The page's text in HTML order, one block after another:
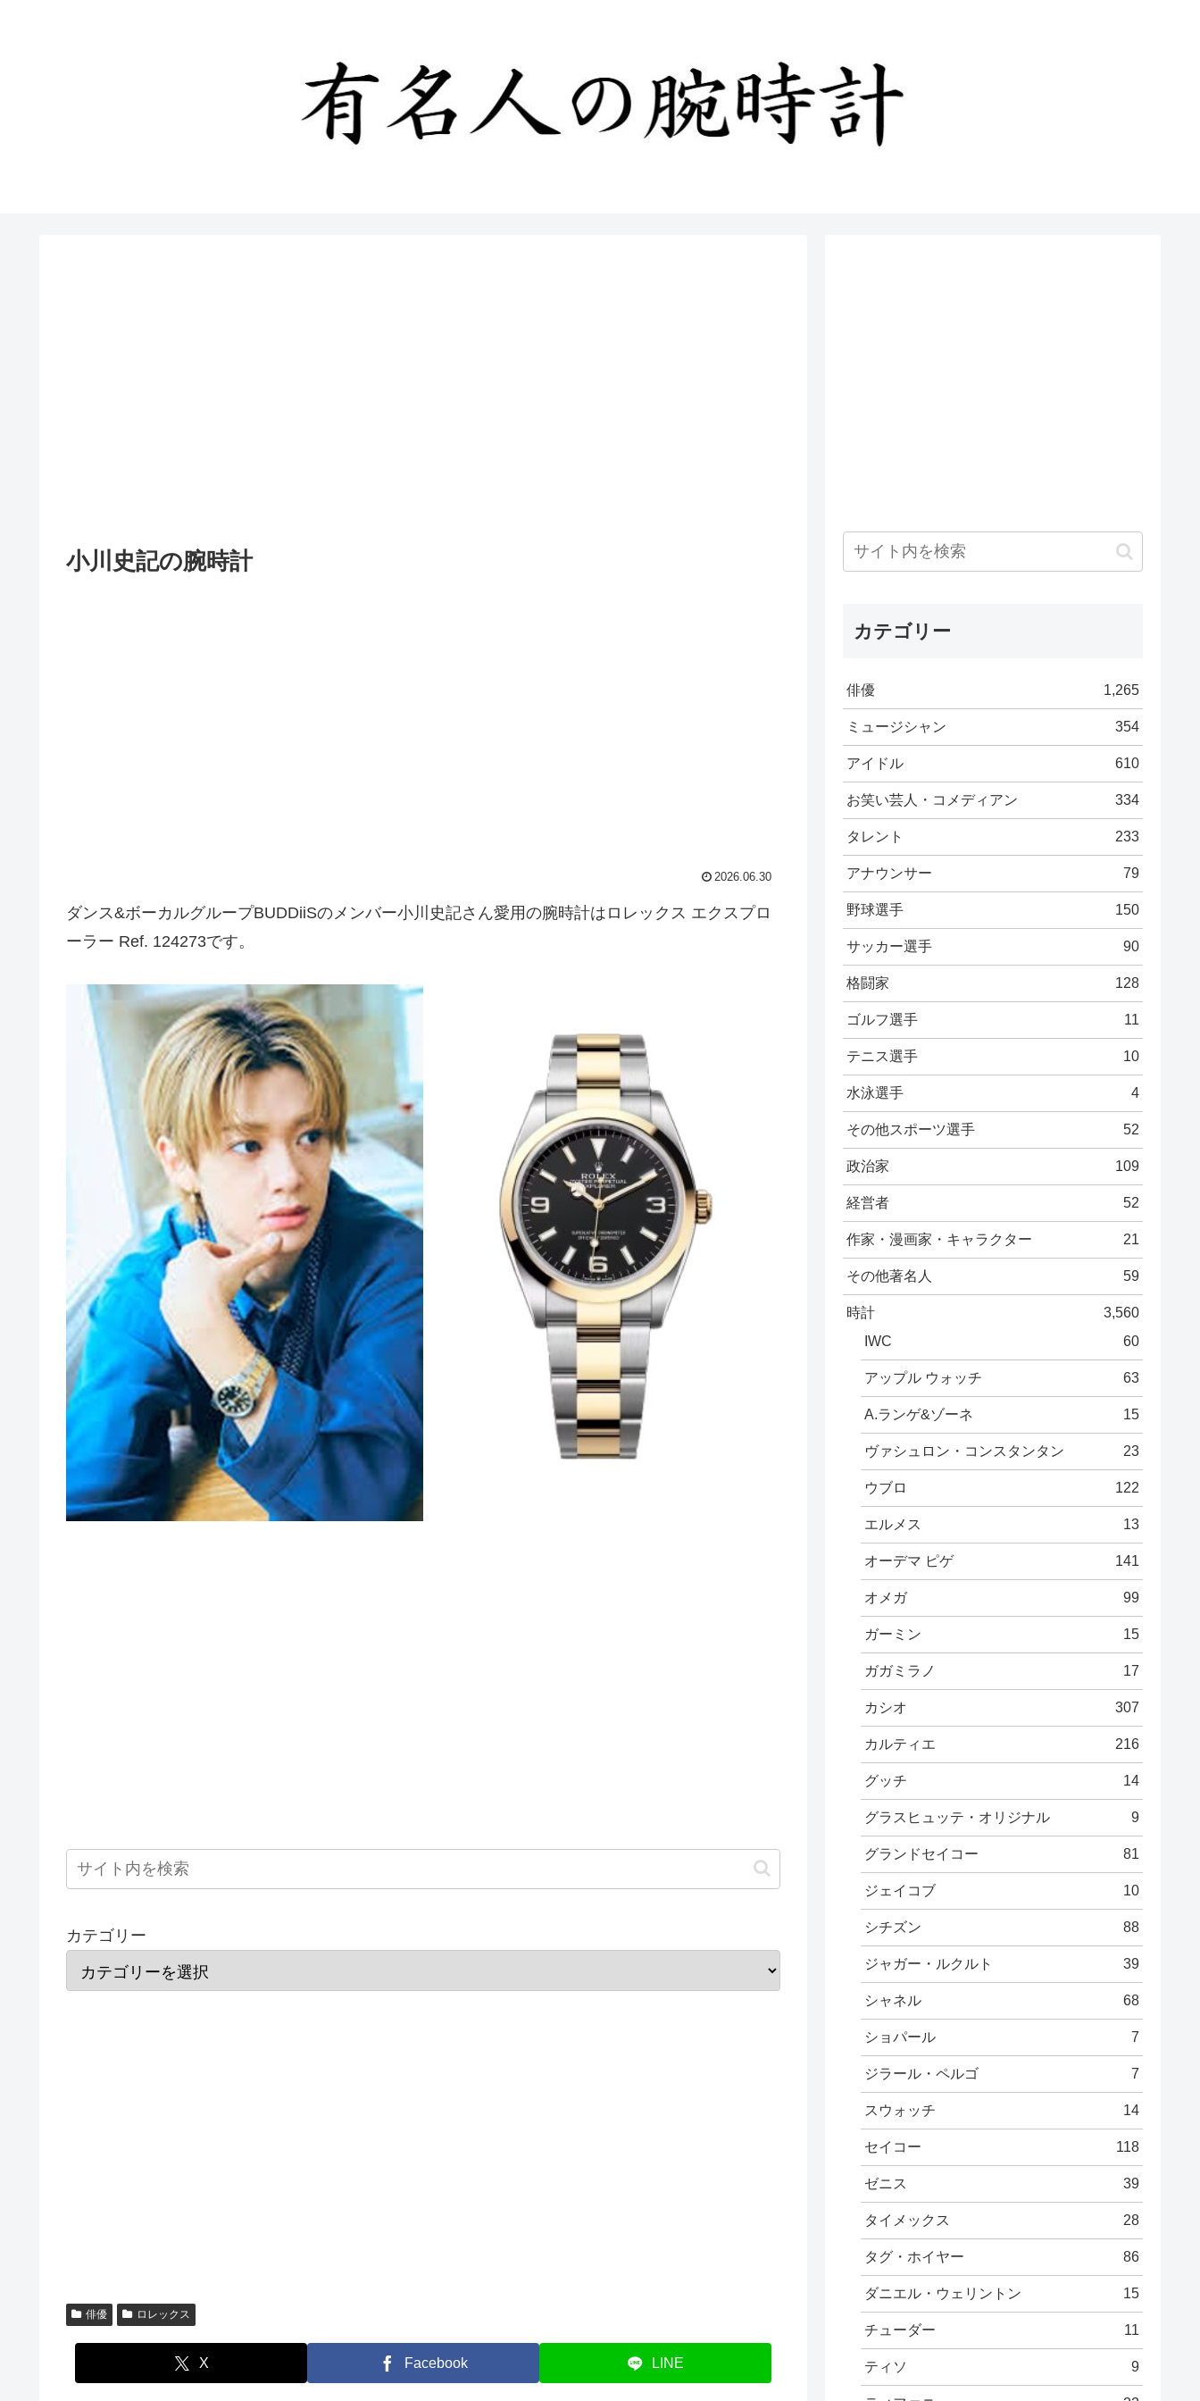
小川史記の腕時計
2026.06.30
ダンス&ボーカルグループBUDDiiSのメンバー小川史記さん愛用の腕時計はロレックス エクスプロ
ーラー Ref. 124273です。
カテゴリー
俳優 ロレックス
X Facebook LINE
カテゴリー
俳優 1,265
ミュージシャン 354
アイドル 610
お笑い芸人・コメディアン 334
タレント 233
アナウンサー 79
野球選手 150
サッカー選手 90
格闘家 128
ゴルフ選手 11
テニス選手 10
水泳選手 4
その他スポーツ選手 52
政治家 109
経営者 52
作家・漫画家・キャラクター 21
その他著名人 59
時計
3,560
IWC
60
アップル ウォッチ 63
A.ランゲ&ゾーネ 15
ヴァシュロン・コンスタンタン 23
ウブロ 122
エルメス 13
オーデマ ピゲ 141
オメガ 99
ガーミン 15
ガガミラノ 17
カシオ 307
カルティエ 216
グッチ 14
グラスヒュッテ・オリジナル 9
グランドセイコー 81
ジェイコブ 10
シチズン 88
ジャガー・ルクルト 39
シャネル 68
ショパール 7
ジラール・ペルゴ 7
スウォッチ 14
セイコー 118
ゼニス 39
タイメックス 28
タグ・ホイヤー 86
ダニエル・ウェリントン 15
チューダー 11
ティソ 9